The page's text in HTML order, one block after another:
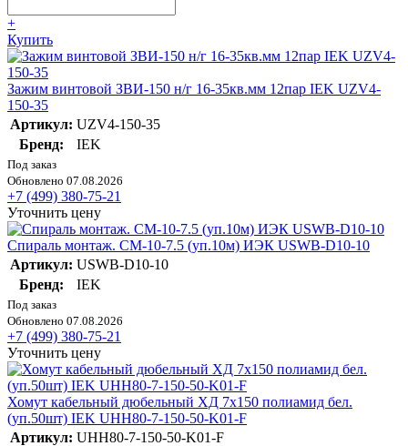
+
Купить
Зажим винтовой ЗВИ-150 н/г 16-35кв.мм 12пар IEK UZV4-
150-35
Артикул: UZV4-150-35
Бренд:
IEK
Под заказ
Обновлено 07.08.2026
+7 (499) 380-75-21
Уточнить цену
Спираль монтаж. СМ-10-7.5 (уп.10м) ИЭК USWB-D10-10
Артикул: USWB-D10-10
Бренд:
IEK
Под заказ
Обновлено 07.08.2026
+7 (499) 380-75-21
Уточнить цену
Хомут кабельный дюбельный ХД 7х150 полиамид бел.
(уп.50шт) IEK UHH80-7-150-50-K01-F
Артикул: UHH80-7-150-50-K01-F